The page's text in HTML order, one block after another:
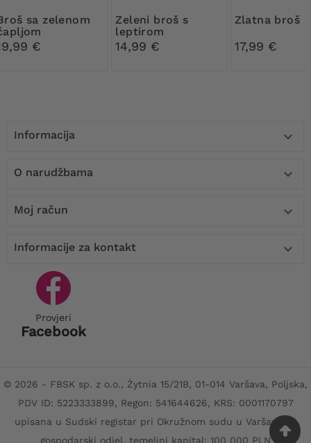
€
Zeleni broš s
leptirom
14,99 €
Zlatna broš
17,99 €
Informacija 
O narudžbama 
Moj račun 
Informacije za kontakt 
Provjeri
Facebook
© 2026 - FBSK sp. z o.o., Żytnia 15/21B, 01-014 Varšava, Poljska,
PDV ID: 5223333899, Regon: 541644626, KRS: 0001170797
upisana u Sudski registar pri Okružnom sudu u Varšavi, XII
gospodarski odjel, temeljni kapital: 100 000 PLN